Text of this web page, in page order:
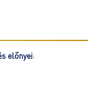
előnyei: